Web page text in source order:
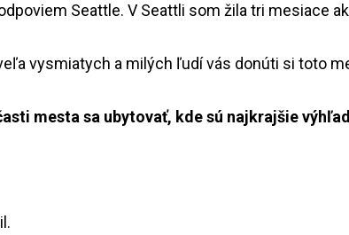
Seattle. V Seattli som žila tri mesiace
vysmiatych a milých ľudí vás donúti si toto
mesta sa ubytovať, kde sú najkrajšie